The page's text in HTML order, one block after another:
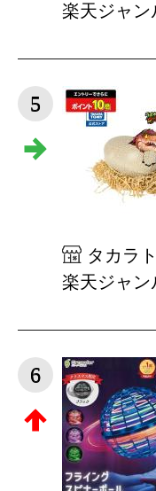
楽天ジャン
5
タカラ
楽天ジャン
6